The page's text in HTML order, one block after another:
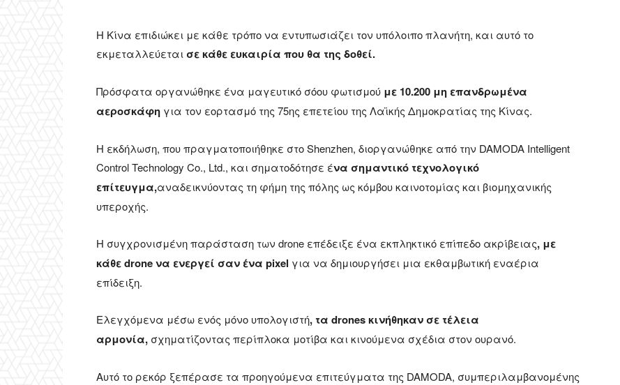
Η Κίνα επιδιώκει με κάθε τρόπο να εντυπωσιάζει τον υπόλοιπο πλανήτη, και αυτό το
εκμεταλλεύεται σε κάθε ευκαιρία που θα της δοθεί.
Πρόσφατα οργανώθηκε ένα μαγευτικό σόου φωτισμού με 10.200 μη επανδρωμένα
αεροσκάφη για τον εορτασμό της 75ης επετείου της Λαϊκής Δημοκρατίας της Κίνας.
Η εκδήλωση, που πραγματοποιήθηκε στο Shenzhen, διοργανώθηκε από την DAMODA Intelligent
Control Technology Co., Ltd., και σηματοδότησε ένα σημαντικό τεχνολογικό
επίτευγμα,αναδεικνύοντας τη φήμη της πόλης ως κόμβου καινοτομίας και βιομηχανικής
υπεροχής.
Η συγχρονισμένη παράσταση των drone επέδειξε ένα εκπληκτικό επίπεδο ακρίβειας, με
κάθε drone να ενεργεί σαν ένα pixel για να δημιουργήσει μια εκθαμβωτική εναέρια
επίδειξη.
Ελεγχόμενα μέσω ενός μόνο υπολογιστή, τα drones κινήθηκαν σε τέλεια
αρμονία, σχηματίζοντας περίπλοκα μοτίβα και κινούμενα σχέδια στον ουρανό.
Αυτό το ρεκόρ ξεπέρασε τα προηγούμενα επιτεύγματα της DAMODA, συμπεριλαμβανομένης